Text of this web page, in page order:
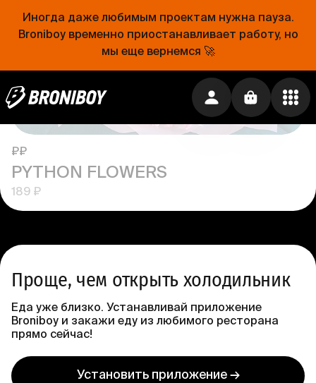
Иногда даже любимым проектам нужна пауза.
Broniboy временно приостанавливает работу, но
мы еще вернемся 🚀
Временно недоступен
₽₽
PYTHON FLOWERS
189 ₽
Проще, чем открыть холодильник
Еда уже близко. Устанавливай приложение
Broniboy и закажи еду из любимого ресторана
прямо сейчас!
Установить приложение →